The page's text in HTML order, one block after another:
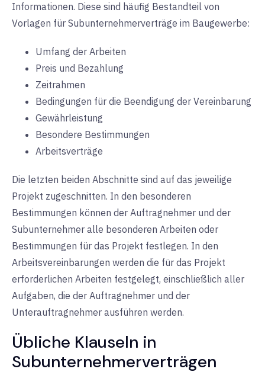
Informationen. Diese sind häufig Bestandteil von
Vorlagen für Subunternehmerverträge im Baugewerbe:
Umfang der Arbeiten
Preis und Bezahlung
Zeitrahmen
Bedingungen für die Beendigung der Vereinbarung
Gewährleistung
Besondere Bestimmungen
Arbeitsverträge
Die letzten beiden Abschnitte sind auf das jeweilige
Projekt zugeschnitten. In den besonderen
Bestimmungen können der Auftragnehmer und der
Subunternehmer alle besonderen Arbeiten oder
Bestimmungen für das Projekt festlegen. In den
Arbeitsvereinbarungen werden die für das Projekt
erforderlichen Arbeiten festgelegt, einschließlich aller
Aufgaben, die der Auftragnehmer und der
Unterauftragnehmer ausführen werden.
Übliche Klauseln in
Subunternehmerverträgen